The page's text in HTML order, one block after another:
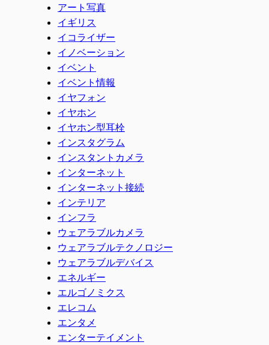
アート写真
イギリス
イコライザー
イノベーション
イベント
イベント情報
イヤフォン
イヤホン
イヤホン型耳栓
インスタグラム
インスタントカメラ
インターネット
インターネット接続
インテリア
インフラ
ウェアラブルカメラ
ウェアラブルテクノロジー
ウェアラブルデバイス
エネルギー
エルゴノミクス
エレコム
エンタメ
エンターテイメント